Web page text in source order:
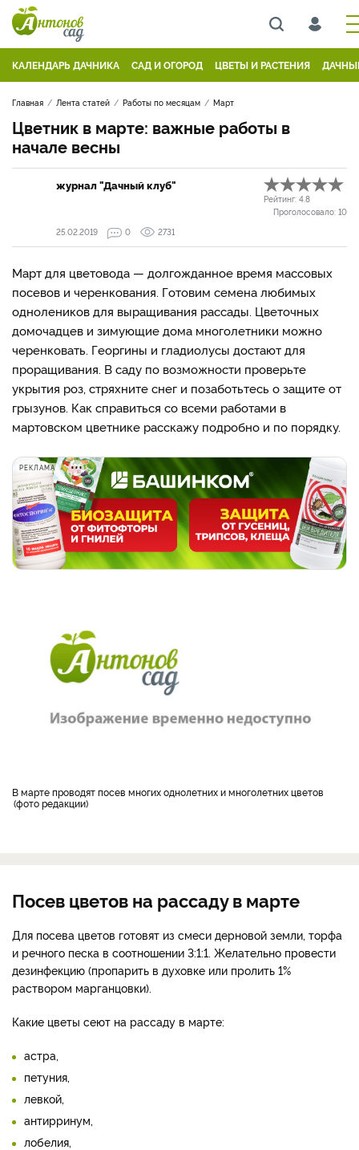
КАЛЕНДАРЬ ДАЧНИКА САД И ОГОРОД ЦВЕТЫ И РАСТЕНИЯ
Главная Лента статей Работы по месяцам Март
Цветник в марте: важные работы в
начале весны
журнал "Дачный клуб"
Рейтинг: 4.8
Проголосовало: 10
25.02.2019
0 2731
Март для цветовода — долгожданное время массовых
посевов и черенкования. Готовим семена любимых
однолеников для выращивания рассады. Цветочных
домочадцев и зимующие дома многолетники можно
черенковать. Георгины и гладиолусы достают для
проращивания. В саду по возможности проверьте
укрытия роз, стряхните снег и позаботьтесь о защите от
грызунов. Как справиться со всеми работами в
мартовском цветнике расскажу подробно и по порядку.
РЕКЛАМА
В марте проводят посев многих однолетних и многолетних цветов
фото редакции
Посев цветов на рассаду в марте
Для посева цветов готовят из смеси дерновой земли, торфа
и речного песка в соотношении 3:1:1. Желательно провести
дезинфекцию (пропарить в духовке или пролить 1%
раствором марганцовки).
Какие цветы сеют на рассаду в марте:
астра,
петуния,
левкой,
антирринум,
лобелия,